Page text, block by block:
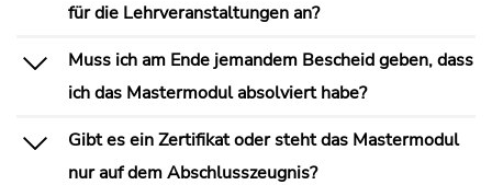
für die Lehrveranstaltungen an?
Muss ich am Ende jemandem Bescheid geben, dass
ich das Mastermodul absolviert habe?
Gibt es ein Zertifikat oder steht das Mastermodul
nur auf dem Abschlusszeugnis?